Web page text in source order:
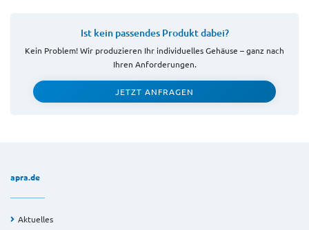
Ist kein passendes Produkt dabei?
Kein Problem! Wir produzieren Ihr individuelles Gehäuse – ganz nach
Ihren Anforderungen.
JETZT ANFRAGEN
apra.de
Aktuelles